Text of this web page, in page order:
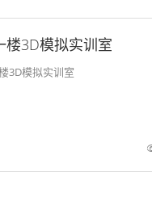
楼3D模拟实训室
3D模拟实训室